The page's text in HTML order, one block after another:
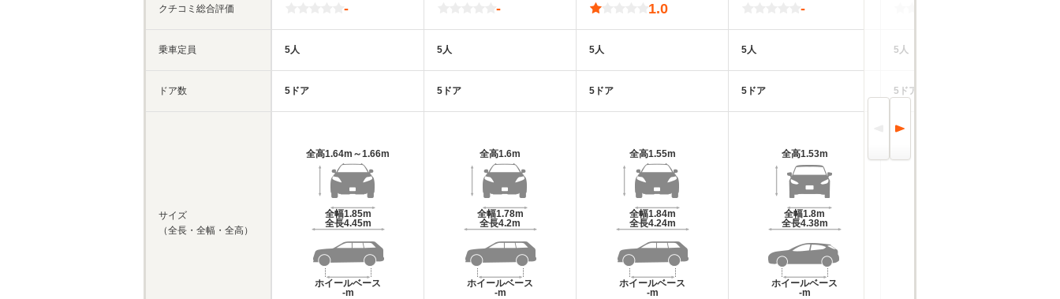
クチコミ総合評価
乗車定員
ドア数
サイズ
（全長・全幅・全高）
-
5人
5ドア
全高1.64m～1.66m
全幅1.85m
全長4.45m
ホイールベース
-m
-
5人
5ドア
全高1.6m
全幅1.78m
全長4.2m
ホイールベース
-m
1.0
5人
5ドア
全高1.55m
全幅1.84m
全長4.24m
ホイールベース
-m
-
5人
5ドア
全高1.53m
全幅1.8m
全長4.38m
ホイールベース
-m
5人
5ドア